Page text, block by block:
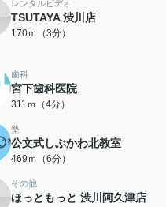
レンタルビデオ
TSUTAYA 渋川店
170ｍ（3分）
歯科
宮下歯科医院
311ｍ（4分）
塾
公文式しぶかわ北教室
469ｍ（6分）
その他
ほっともっと 渋川阿久津店